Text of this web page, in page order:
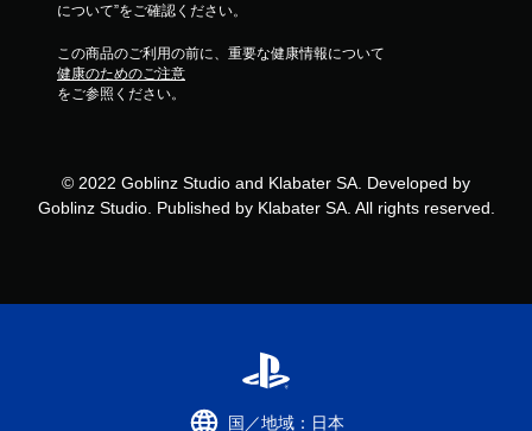
について”をご確認ください。
この商品のご利用の前に、重要な健康情報について
健康のためのご注意
をご参照ください。
© 2022 Goblinz Studio and Klabater SA. Developed by
Goblinz Studio. Published by Klabater SA. All rights reserved.
国／地域：日本